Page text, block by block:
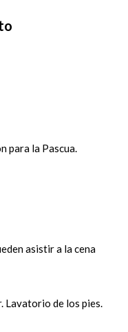
para la Pascua.
asistir a la cena
Lavatorio de los pies.